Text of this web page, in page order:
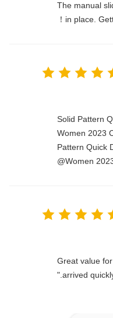
The manual
in place.
Solid Pattern
Women 2023
Pattern Quick
Women
"Great value
arrived